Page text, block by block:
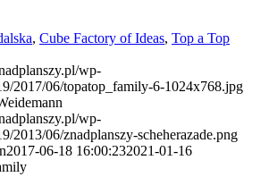
, Cube Factory of Ideas, Top a Top
wp-
2017/06/topatop_family-6-1024x768.jpg
wp-
2013/06/znadplanszy-scheherazade.png
2017-06-18 16:00:232021-01-16